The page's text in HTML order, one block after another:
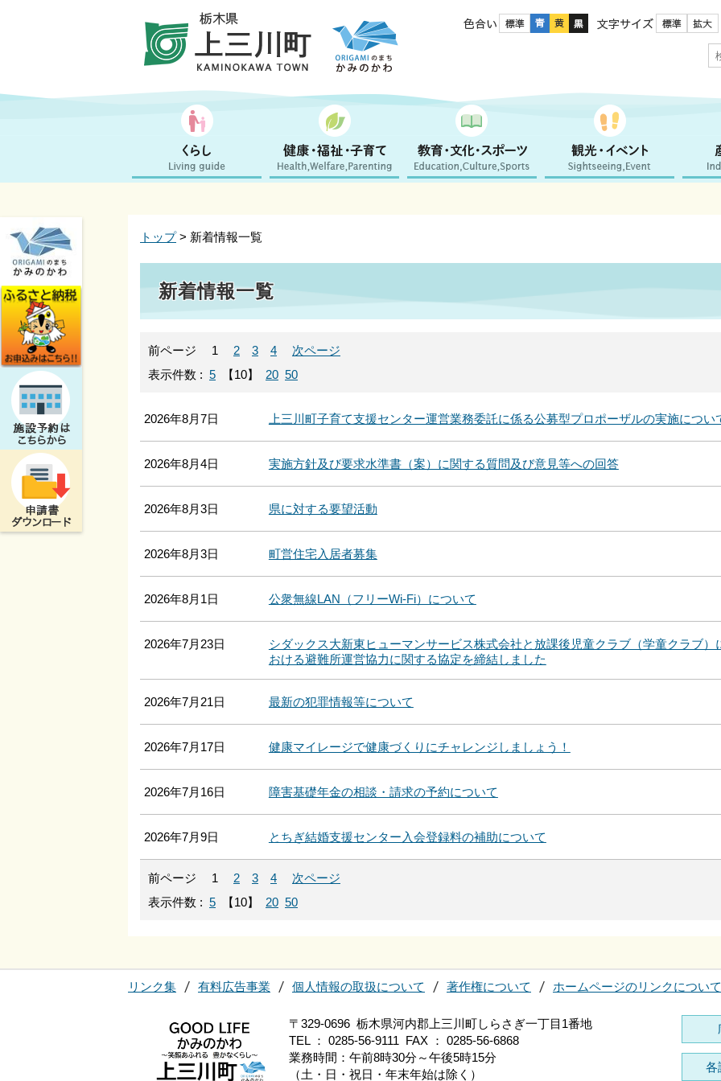
色合い 文字サイズ
トップ> 新着情報一覧
新着情報一覧
前ページ 1 2 3 4
次ページ
表示件数 : 5 【10】 20 50
2026年8月7日 上三川町子育て支援センター運営業務委託に係る公募型プロポーザルの実施につい
2026年8月4日 実施方針及び要求水準書（案）に関する質問及び意見等への回答
2026年8月3日 県に対する要望活動
2026年8月3日 町営住宅入居者募集
2026年8月1日 公衆無線LAN（フリーWi-Fi）について
2026年7月23日
シダックス大新東ヒューマンサービス株式会社と放課後児童クラブ（学童クラブ）
おける避難所運営協力に関する協定を締結しました
2026年7月21日 最新の犯罪情報等について
2026年7月17日 健康マイレージで健康づくりにチャレンジしましょう！
2026年7月16日 障害基礎年金の相談・請求の予約について
2026年7月9日 とちぎ結婚支援センター入会登録料の補助について
前ページ 1 2 3 4
次ページ
表示件数 : 5 【10】 20 50
リンク集 有料広告事業 個人情報の取扱について 著作権について ホームページのリンクについて
〒329-0696 栃木県河内郡上三川町しらさぎ一丁目1番地
TEL ： 0285-56-9111 FAX ： 0285-56-6868
業務時間：午前8時30分～午後5時15分
（土・日・祝日・年末年始は除く）
各